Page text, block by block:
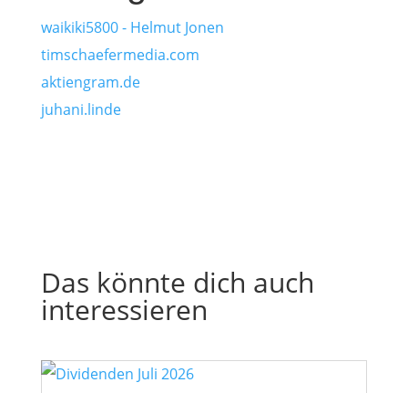
waikiki5800 - Helmut Jonen
timschaefermedia.com
aktiengram.de
juhani.linde
Das könnte dich auch
interessieren